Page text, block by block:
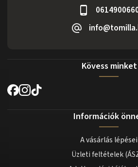
Kövess minket
Információk
A vásárlás lépései
Üzleti feltételek